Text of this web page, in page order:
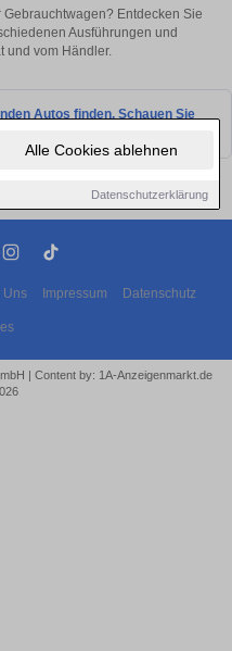
Alle Cookies ablehnen
Datenschutzerklärung
Entdecken Sie
Ausführungen und
und vom Händler.
Autos finden. Schauen Sie
Uns Impressum Datenschutz
| Content by: 1A-Anzeigenmarkt.de